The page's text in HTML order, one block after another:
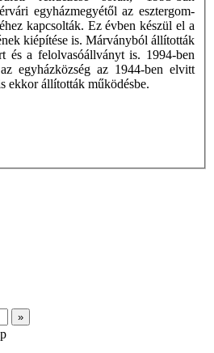
egyházmegyétől az esztergom-
kapcsolták. Ez évben készül el a
kiépítése is. Márványból állították
és a felolvasóállványt is. 1994-ben
egyházközség az 1944-ben elvitt
ekkor állították működésbe.